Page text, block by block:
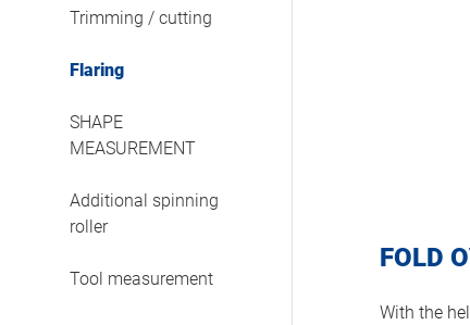
FOLD
With the
Trimming / cutting
Flaring
SHAPE
MEASUREMENT
Additional spinning
roller
Tool measurement